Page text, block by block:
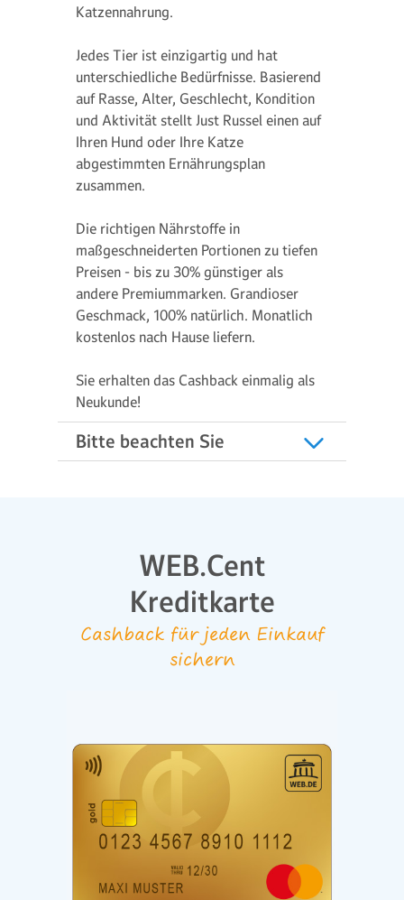
Katzennahrung.
Jedes Tier ist einzigartig und hat
unterschiedliche Bedürfnisse. Basierend
auf Rasse, Alter, Geschlecht, Kondition
und Aktivität stellt Just Russel einen auf
Ihren Hund oder Ihre Katze
abgestimmten Ernährungsplan
zusammen.
Die richtigen Nährstoffe in
maßgeschneiderten Portionen zu tiefen
Preisen - bis zu 30% günstiger als
andere Premiummarken. Grandioser
Geschmack, 100% natürlich. Monatlich
kostenlos nach Hause liefern.
Sie erhalten das Cashback einmalig als
Neukunde!
Bitte beachten Sie
WEB.Cent
Kreditkarte
Cashback für jeden Einkauf
sichern